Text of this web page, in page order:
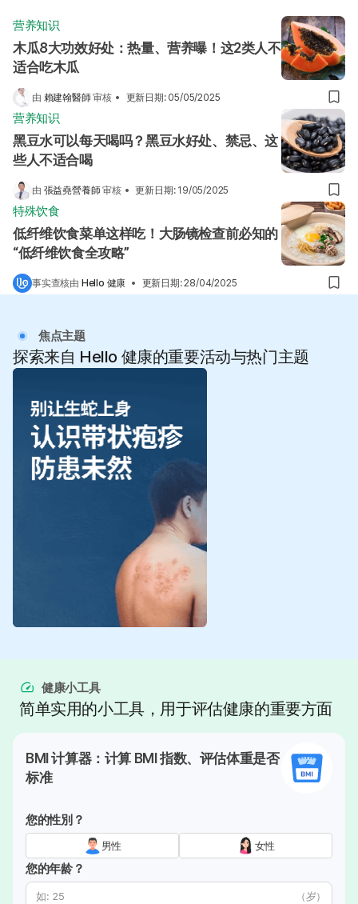
营养知识
木瓜8大功效好处：热量、营养曝！这2类人不
适合吃木瓜
由 賴建翰醫師审核 • 更新日期: 05/05/2025
营养知识
黑豆水可以每天喝吗？黑豆水好处、禁忌、这
些人不适合喝
由 張益堯營養師审核 • 更新日期: 19/05/2025
特殊饮食
低纤维饮食菜单这样吃！大肠镜检查前必知的
“低纤维饮食全攻略”
事实查核由 Hello 健康 • 更新日期:28/04/2025
焦点主题
探索来自 Hello 健康的重要活动与热门主题
健康小工具
简单实用的小工具，用于评估健康的重要方面
BMI 计算器：计算 BMI 指数、评估体重是否
标准
您的性別？
男性 女性
您的年龄？
（岁）